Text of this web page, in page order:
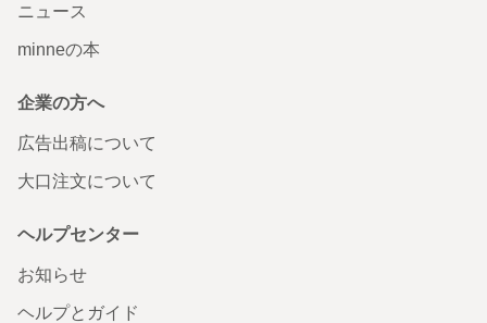
ニュース
minneの本
企業の方へ
広告出稿について
大口注文について
ヘルプセンター
お知らせ
ヘルプとガイド